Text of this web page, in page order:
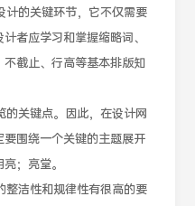
的关键环节，它不仅需要
者应学习和掌握缩略词、
截止、行高等基本排版知
关键点。因此，在设计网
围绕一个关键的主题展开
；亮堂。
洁性和规律性有很高的要